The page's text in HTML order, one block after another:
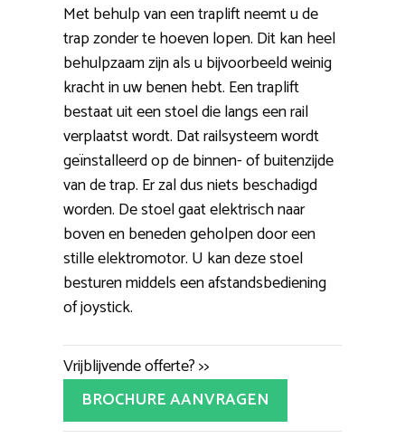
Met behulp van een traplift neemt u de
trap zonder te hoeven lopen. Dit kan heel
behulpzaam zijn als u bijvoorbeeld weinig
kracht in uw benen hebt. Een traplift
bestaat uit een stoel die langs een rail
verplaatst wordt. Dat railsysteem wordt
geïnstalleerd op de binnen- of buitenzijde
van de trap. Er zal dus niets beschadigd
worden. De stoel gaat elektrisch naar
boven en beneden geholpen door een
stille elektromotor. U kan deze stoel
besturen middels een afstandsbediening
of joystick.
Vrijblijvende offerte? >>
BROCHURE AANVRAGEN